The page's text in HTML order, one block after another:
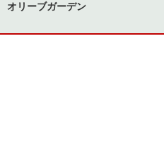
オリーブガーデン